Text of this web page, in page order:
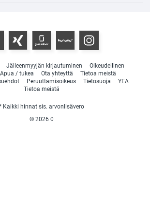
Jälleenmyyjän kirjautuminen
Oikeudellinen
Apua / tukea Ota yhteyttä
Tietoa meistä
Peruuttamisoikeus Tietosuoja
YEA
Tietoa meistä
Kaikki hinnat sis. arvonlisävero
© 2026 0